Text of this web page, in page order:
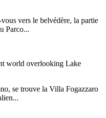
vers le belvédère, la partie
Parco...
world overlooking Lake
se trouve la Villa Fogazzaro